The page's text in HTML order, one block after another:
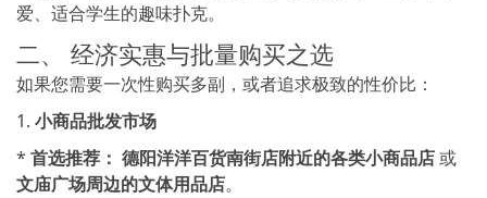
爱、适合学生的趣味扑克。
二、 经济实惠与批量购买之选
如果您需要一次性购买多副，或者追求极致的性价比：
1. 小商品批发市场
* 首选推荐： 德阳洋洋百货南街店附近的各类小商品店或
文庙广场周边的文体用品店。